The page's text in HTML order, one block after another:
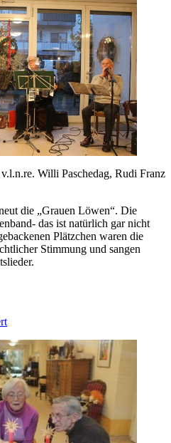
Willi Paschedag, Rudi Franz
die „Grauen Löwen“. Die
das ist natürlich gar nicht
Plätzchen waren die
Stimmung und sangen